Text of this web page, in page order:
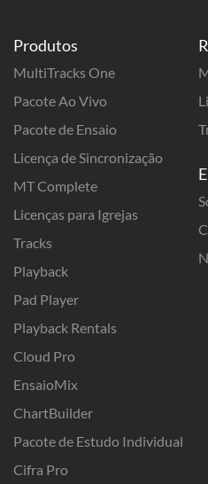
Produtos
MultiTracks One
Pacote Ao Vivo
Pacote de Ensaio
Licença de Sincronização
MT Complete
Licenças para Igrejas
Tracks
Playback
Pad Player
Playback Rentals
Cloud Pro
EnsaioMix
ChartBuilder
Pacote de Estudo Individual
Cifra Pro